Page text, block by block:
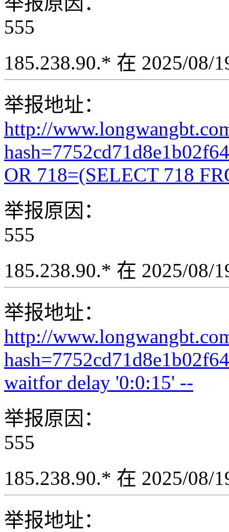
555
185.238.90.* 在 2025/08/
举报地址：
http://
OR 718=(SELECT 718
举报原因：
555
185.238.90.* 在 2025/08/
举报地址：
http://
waitfor delay '0:0:15' --
举报原因：
555
185.238.90.* 在 2025/08/
举报地址：